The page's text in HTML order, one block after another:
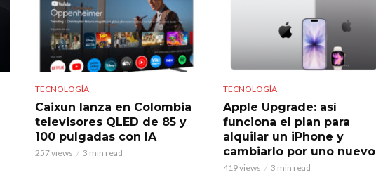
TECNOLOGÍA
Caixun lanza en Colombia
televisores QLED de 85 y
100 pulgadas con IA
257 views 3 min read
TECNOLOGÍA
Apple Upgrade: así
funciona el plan para
alquilar un iPhone y
cambiarlo por uno nuevo
419 views 3 min read